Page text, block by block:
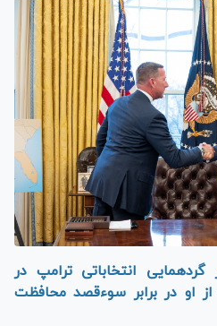
انتخاباتی ترامپ در
از او در برابر سوءقصد محافظت